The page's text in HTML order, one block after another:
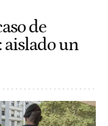
de
aislado un